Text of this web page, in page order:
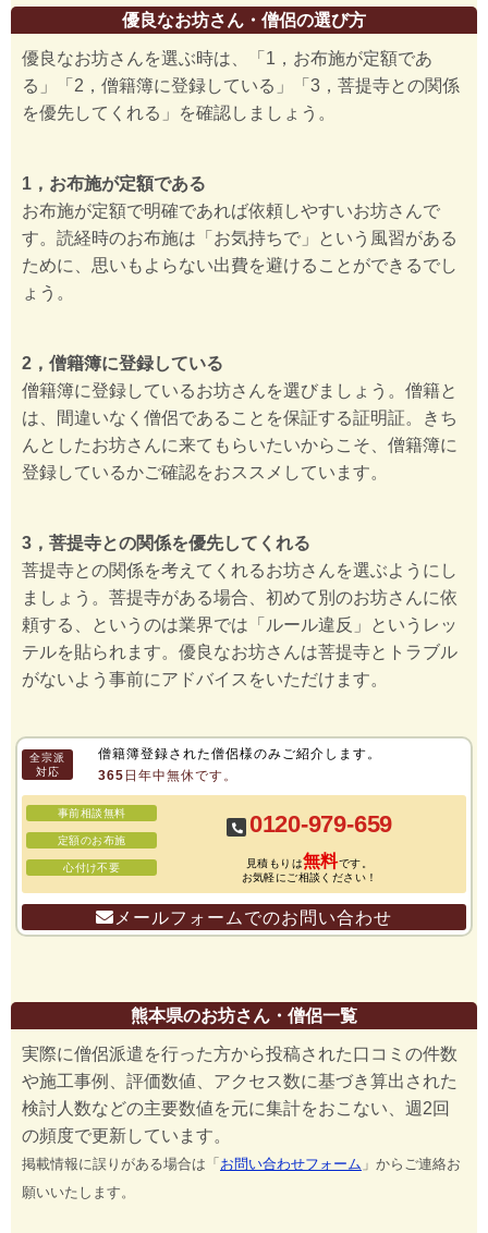
優良なお坊さん・僧侶の選び方
優良なお坊さんを選ぶ時は、「1，お布施が定額であ
る」「2，僧籍簿に登録している」「3，菩提寺との関係
を優先してくれる」を確認しましょう。
1，お布施が定額である
お布施が定額で明確であれば依頼しやすいお坊さんで
す。読経時のお布施は「お気持ちで」という風習がある
ために、思いもよらない出費を避けることができるでし
ょう。
2，僧籍簿に登録している
僧籍簿に登録しているお坊さんを選びましょう。僧籍と
は、間違いなく僧侶であることを保証する証明証。きち
んとしたお坊さんに来てもらいたいからこそ、僧籍簿に
登録しているかご確認をおススメしています。
3，菩提寺との関係を優先してくれる
菩提寺との関係を考えてくれるお坊さんを選ぶようにし
ましょう。菩提寺がある場合、初めて別のお坊さんに依
頼する、というのは業界では「ルール違反」というレッ
テルを貼られます。優良なお坊さんは菩提寺とトラブル
がないよう事前にアドバイスをいただけます。
全宗派
対応
僧籍簿登録された僧侶様のみご紹介します。
365日年中無休です。
事前相談無料
定額のお布施
心付け不要
0120-979-659
見積もりは無料です。
お気軽にご相談ください！
メールフォームでのお問い合わせ
熊本県のお坊さん・僧侶一覧
実際に僧侶派遣を行った方から投稿された口コミの件数
や施工事例、評価数値、アクセス数に基づき算出された
検討人数などの主要数値を元に集計をおこない、週2回
の頻度で更新しています。
掲載情報に誤りがある場合は「お問い合わせフォーム 」からご連絡お
願いいたします。